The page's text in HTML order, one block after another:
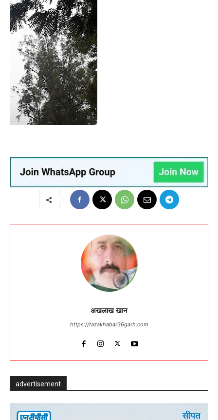
अखलाख खान
https://tazakhabar36garh.com
advertisement